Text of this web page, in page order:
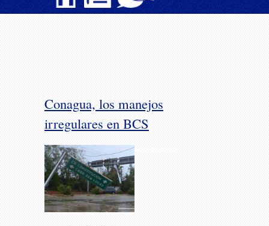
Conagua, los manejos
irregulares en BCS